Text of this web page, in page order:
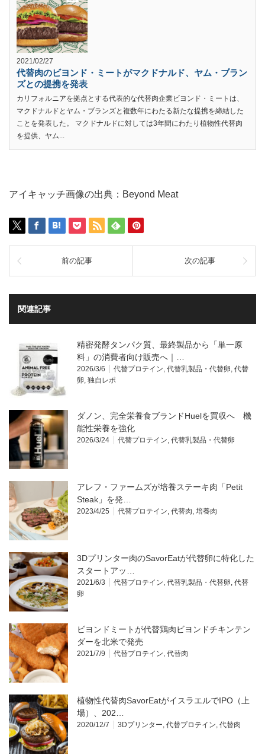
2021/02/27
代替肉のビヨンド・ミートがマクドナルド、ヤム・ブラン
ズとの提携を発表
カリフォルニアを拠点とする代表的な代替肉企業ビヨンド・ミートは、
マクドナルドとヤム・ブランズと複数年にわたる新たな提携を締結した
ことを発表した。 マクドナルドに対しては3年間にわたり植物性代替肉
を提供、ヤム...
アイキャッチ画像の出典：Beyond Meat
前の記事 次の記事
関連記事
精密発酵タンパク質、最終製品から「単一原
料」の消費者向け販売へ｜…
2026/3/6 代替プロテイン, 代替乳製品・代替卵, 代替
卵, 独自レポ
ダノン、完全栄養食ブランドHuelを買収へ 機
能性栄養を強化
2026/3/24 代替プロテイン, 代替乳製品・代替卵
アレフ・ファームズが培養ステーキ肉「Petit
Steak」を発…
2023/4/25 代替プロテイン, 代替肉, 培養肉
3Dプリンター肉のSavorEatが代替卵に特化した
スタートアッ…
2021/6/3 代替プロテイン, 代替乳製品・代替卵, 代替
卵
ビヨンドミートが代替鶏肉ビヨンドチキンテン
ダーを北米で発売
2021/7/9 代替プロテイン, 代替肉
植物性代替肉SavorEatがイスラエルでIPO（上
場）、202…
2020/12/7 3Dプリンター, 代替プロテイン, 代替肉